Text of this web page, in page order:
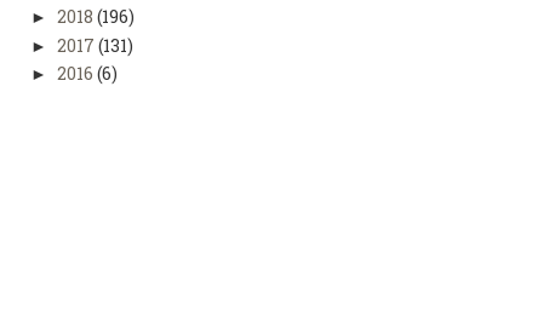
► 2018 (196)
► 2017 (131)
► 2016 (6)